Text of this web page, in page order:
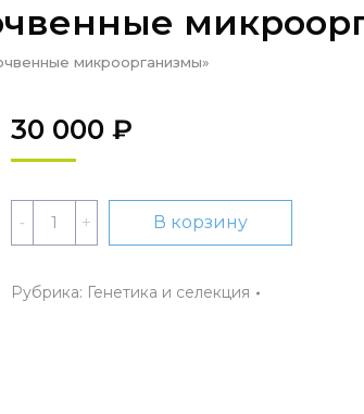
микроорганизмы»
30 000 ₽
Количество
Набор
детям
В корзину
Рубрика: Генетика и селекция